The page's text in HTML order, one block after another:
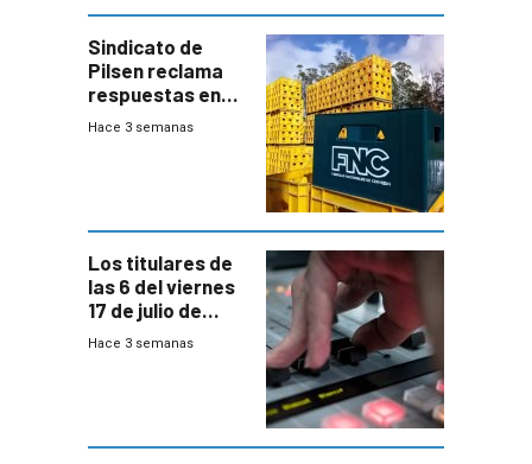
Sindicato de
Pilsen reclama
respuestas en
medio de
Hace 3 semanas
Los titulares de
las 6 del viernes
17 de julio de
2026
Hace 3 semanas